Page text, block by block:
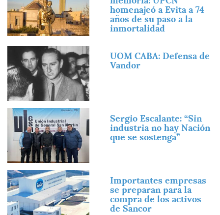
homenajeó a Evita a 74
años de su paso a la
inmortalidad
Imagen
UOM CABA: Defensa de
Vandor
Imagen
Sergio Escalante: “Sin
industria no hay Nación
que se sostenga”
Imagen
Importantes empresas
se preparan para la
compra de los activos
de Sancor